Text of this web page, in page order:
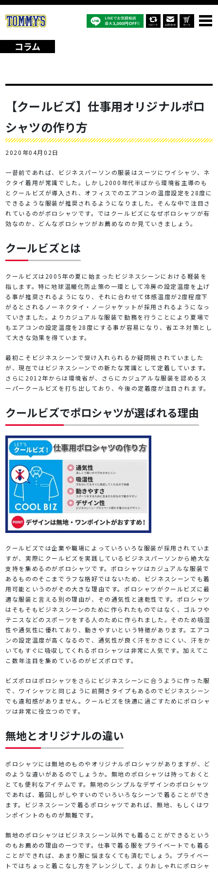
【クールビズ】仕事用オリジナルポロシャツの作り方
コラム
【クールビズ】仕事用オリジナルポロ
シャツの作り方
2020年04月02日
一昔前であれば、ビジネスパーソンの服装はスーツにワイシャツ、ネ
クタイ着用が常識でした。しかし2000年代半ばから環境省主導のも
とクールビズが導入され、オフィスでのエアコンの温度設定を28度に
できるような服装が推奨されるようになりました。そんな中で注目さ
れているのがポロシャツです。ではクールビズになぜポロシャツが有
効なのか、どんなポロシャツがお薦めなのか見ていきましょう。
クールビズとは
クールビズは2005年の夏に始まったビジネスシーンにおける軽装を
指します。特に地球温暖化防止策の一環として冷房の設定温度を上げ
る事が推奨されるようになり、それに合わせて体感温度が2度程度下
がるとされるノーネクタイ・ノージャケットが採用されるようになっ
ていきました。よりカジュアルな服装で勤務を行うことにより夏場で
もエアコンの設定温度を28度にする事が容易になり、省エネ対策とし
て大きな効果を得ています。
最初こそビジネスシーンで受け入れられるか疑問視されていました
が、現在ではビジネスシーンでの新たな常識として定着しています。
さらに2012年からは環境省が、さらにカジュアルな服装を認めるス
ーパークールビズを打ち出しており、今後の定着度が注目されます。
クールビズでポロシャツが選ばれる理由
クールビズでは企業や職場によっていろいろな服装が採用されていま
すが、実際にクールビズを実践しているビジネスパーソンから絶大な
支持を集めるのがポロシャツです。ポロシャツはカジュアルな服装で
あるもののそこまでラフな格好ではないため、ビジネスシーンでも着
用可能というのがその大きな理由です。ポロシャツがクールビズに最
適な服装と言える別の理由が、その通気性と速乾性です。ポロシャツ
はそもそもビジネスシーンのために作られたものではなく、ゴルフや
テニスなどのスポーツをする人のために作られました。そのため吸湿
性や通気性に優れており、動きやすいという特徴があります。エアコ
ンの設定温度が高くなるので、通気性が良く汗をかきにくい、汗をか
いてもすぐに吸収してくれるポロシャツは非常に人気です。加えてこ
こ数年注目を集めているのがビズポロです。
ビズポロはポロシャツをさらにビジネスシーンに合うように作った服
で、ワイシャツと同じように前開きタイプもあるのでビジネスシーン
でも違和感がありません。クールビズを快適に過ごすためにポロシャ
ツは非常に役立つのです。
無地とオリジナルの違い
ポロシャツには無地のものやオリジナルポロシャツがありますが、ど
のような違いがあるのでしょうか。無地のポロシャツは持っておくと
とても便利なアイテムです。無地のシンプルなデザインのポロシャツ
であれば、着回しがしやすいのでいろいろなシーンで着ることができ
ます。ビジネスシーンで着るポロシャツであれば、無地、もしくはワ
ンポイントのものが無難です。
無地のポロシャツはビジネスシーン以外でも着ることができるという
のもお薦めの理由の一つです。仕事で着る服をプライベートでも着る
ことができれば、あまり服に悩まなくても済むでしょう。プライベー
トではちょっと着こなし方をアレンジして、よりおしゃれにポロシャ